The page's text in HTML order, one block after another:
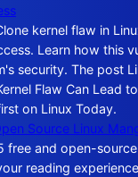
kernel flaw in
Learn how this
security. The post
Flaw Can Lead
on Linux Today.
Source Linux
free and open-
reading